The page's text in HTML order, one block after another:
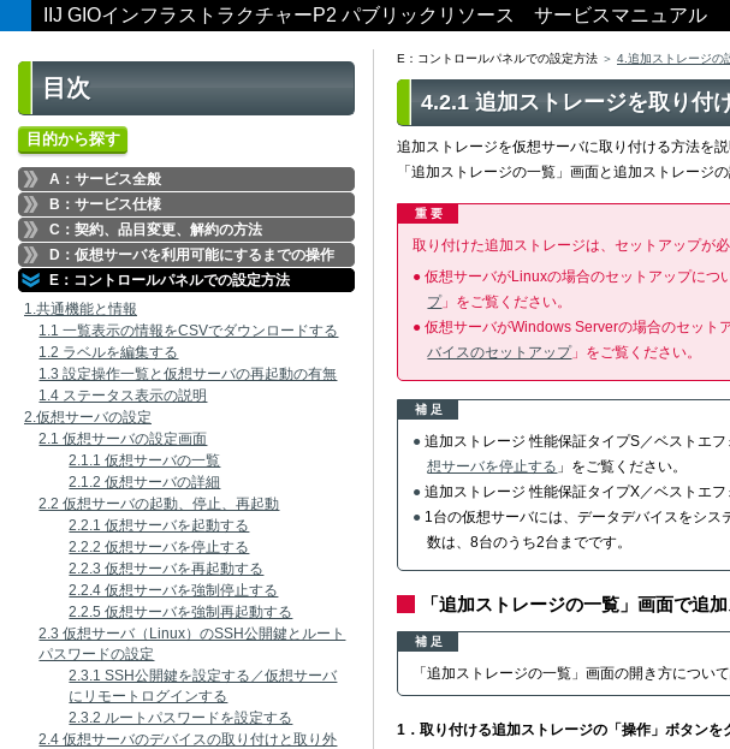
IIJ GIOインフラストラクチャーP2 パブリックリソース サービスマニュアル
目次
目的から探す
A：サービス全般
B：サービス仕様
C：契約、品目変更、解約の方法
D：仮想サーバを利用可能にするまでの操作
E：コントロールパネルでの設定方法
1.共通機能と情報
1.1 一覧表示の情報をCSVでダウンロードする
1.2 ラベルを編集する
1.3 設定操作一覧と仮想サーバの再起動の有無
1.4 ステータス表示の説明
2.仮想サーバの設定
2.1 仮想サーバの設定画面
2.1.1 仮想サーバの一覧
2.1.2 仮想サーバの詳細
2.2 仮想サーバの起動、停止、再起動
2.2.1 仮想サーバを起動する
2.2.2 仮想サーバを停止する
2.2.3 仮想サーバを再起動する
2.2.4 仮想サーバを強制停止する
2.2.5 仮想サーバを強制再起動する
2.3 仮想サーバ（Linux）のSSH公開鍵とルート
パスワードの設定
2.3.1 SSH公開鍵を設定する／仮想サーバ
にリモートログインする
2.3.2 ルートパスワードを設定する
2.4 仮想サーバのデバイスの取り付けと取り外
E：コントロールパネルでの設定方法 4.追加ストレージの
4.2.1 追加ストレージを取り付
追加ストレージを仮想サーバに取り付ける方法を説
「追加ストレージの一覧」画面と追加ストレージ
重 要
取り付けた追加ストレージは、セットアップが必
仮想サーバがLinuxの場合のセットアップにつ
プ」をご覧ください。
仮想サーバがWindows Serverの場合のセット
バイスのセットアップ」をご覧ください。
補 足
追加ストレージ 性能保証タイプS／ベストエ
想サーバを停止する 」をご覧ください。
追加ストレージ 性能保証タイプX／ベストエ
1台の仮想サーバには、データデバイスをシ
数は、8台のうち2台までです。
「追加ストレージの一覧」画面で追
補 足
「追加ストレージの一覧」画面の開き方につい
1．取り付ける追加ストレージの「操作」ボタンを